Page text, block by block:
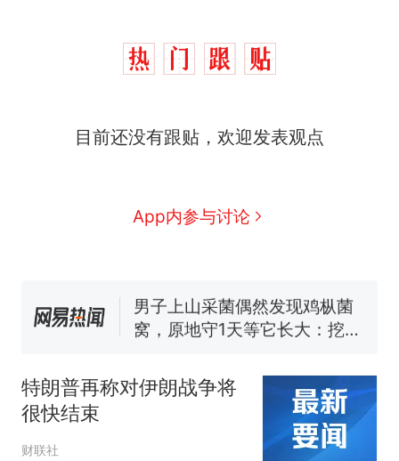
目前还没有跟贴，欢迎发表观点
App内参与讨论
人生
新 制裁瓜子饺子，美国怕什
么？
协会回应
男子上山采菌偶然发现鸡枞菌
窝，原地守1天等它长大：挖了
回大海 目击者直呼震惊 （视频
来源：参考消息）
笔试第一被第二名传话劝弃考
那个在床头放菜刀的女孩，
特朗普再称对伊朗战争将
很快结束
财联社